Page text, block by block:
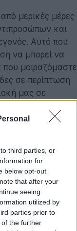
third parties, or
for
below opt-out
that after your
seeing
utilized by
parties prior to
the further
από μερικές μέρες
και
Αυτό που
να μπορεί να
μοιραζόμαστε
σε περίπτωση
μας σε